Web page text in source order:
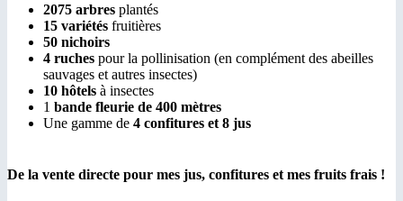
2075 arbres plantés
15 variétés fruitières
50 nichoirs
4 ruches pour la pollinisation (en complément des abeilles
sauvages et autres insectes)
10 hôtels à insectes
1 bande fleurie de 400 mètres
Une gamme de 4 confitures et 8 jus
De la vente directe pour mes jus, confitures et mes fruits frais !